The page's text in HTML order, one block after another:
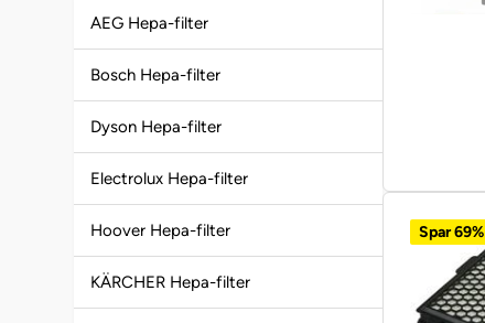
AEG Hepa-filter
Bosch Hepa-filter
Dyson Hepa-filter
Electrolux Hepa-filter
Hoover Hepa-filter
KÄRCHER Hepa-filter
Spar 69%